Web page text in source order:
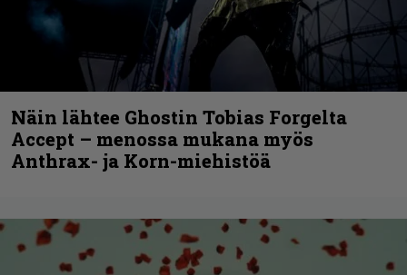
Näin lähtee Ghostin Tobias Forgelta
Accept – menossa mukana myös
Anthrax- ja Korn-miehistöä